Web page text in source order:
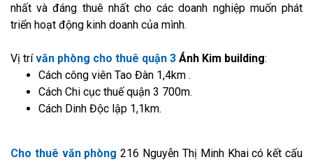
nhất và đáng thuê nhất cho các doanh nghiệp muốn phát
triển hoạt động kinh doanh của mình.
Vị trívăn phòng cho thuê quận 3 Ánh Kim building:
Cách công viên Tao Đàn 1,4km .
Cách Chi cục thuế quận 3 700m.
Cách Dinh Độc lập 1,1km.
Cho thuê văn phòng 216 Nguyễn Thị Minh Khai có kết cấu